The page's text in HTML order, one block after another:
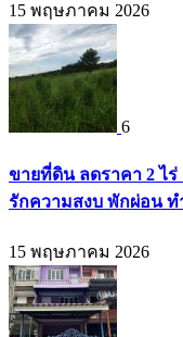
15 พฤษภาคม 2026
6
ขายที่ดิน ลดราคา 2 ไ
รักความสงบ พักผ่อน ท
15 พฤษภาคม 2026